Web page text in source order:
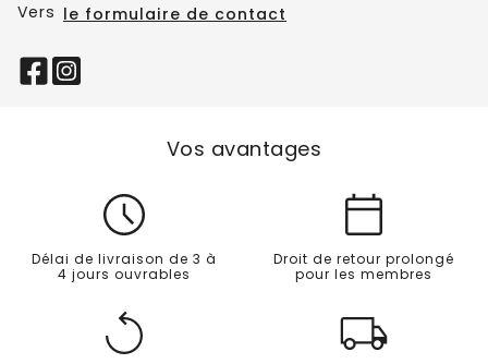
Vers le formulaire de contact
Vos avantages
Délai de livraison de 3 à
4 jours ouvrables
Droit de retour prolongé
pour les membres